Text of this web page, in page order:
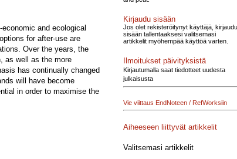
and ecological
for after-use are
Over the years, the
as well as the more
has continually changed
will have become
in order to maximise the
Kirjaudu sisään
Jos olet rekisteröitynyt käyttäjä, kirjaudu
sisään tallentaaksesi valitsemasi
artikkelit myöhempää käyttöä varten.
Ilmoitukset päivityksistä
Kirjautumalla saat tiedotteet uudesta
julkaisusta
Vie viittaus EndNoteen / RefWorksiin
Aiheeseen liittyvät artikkelit
Valitsemasi artikkelit